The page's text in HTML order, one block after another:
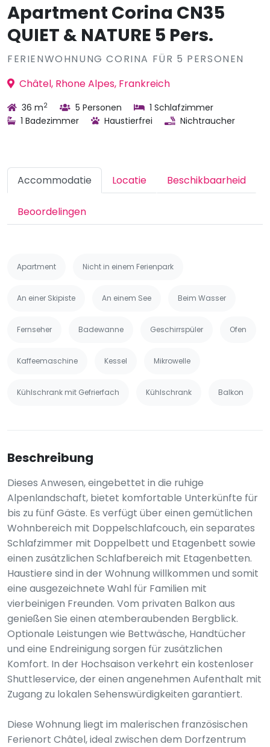
Apartment Corina CN35
QUIET & NATURE 5 Pers.
FERIENWOHNUNG CORINA FÜR 5 PERSONEN
Châtel, Rhone Alpes, Frankreich
36 m2 5 Personen
1 Schlafzimmer
1 Badezimmer
Haustierfrei Nichtraucher
Accommodatie Locatie Beschikbaarheid
Beoordelingen
Apartment Nicht in einem Ferienpark
An einer Skipiste An einem See Beim Wasser
Fernseher Badewanne Geschirrspüler Ofen
Kaffeemaschine Kessel Mikrowelle
Kühlschrank mit Gefrierfach Kühlschrank Balkon
Beschreibung
Dieses Anwesen, eingebettet in die ruhige
Alpenlandschaft, bietet komfortable Unterkünfte für
bis zu fünf Gäste. Es verfügt über einen gemütlichen
Wohnbereich mit Doppelschlafcouch, ein separates
Schlafzimmer mit Doppelbett und Etagenbett sowie
einen zusätzlichen Schlafbereich mit Etagenbetten.
Haustiere sind in der Wohnung willkommen und somit
eine ausgezeichnete Wahl für Familien mit
vierbeinigen Freunden. Vom privaten Balkon aus
genießen Sie einen atemberaubenden Bergblick.
Optionale Leistungen wie Bettwäsche, Handtücher
und eine Endreinigung sorgen für zusätzlichen
Komfort. In der Hochsaison verkehrt ein kostenloser
Shuttleservice, der einen angenehmen Aufenthalt mit
Zugang zu lokalen Sehenswürdigkeiten garantiert.
Diese Wohnung liegt im malerischen französischen
Ferienort Châtel, ideal zwischen dem Dorfzentrum